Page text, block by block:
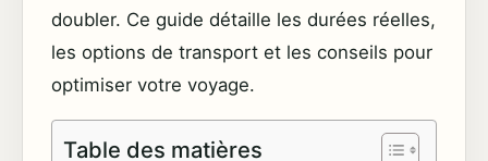
doubler. Ce guide détaille les durées réelles,
les options de transport et les conseils pour
optimiser votre voyage.
Table des matières